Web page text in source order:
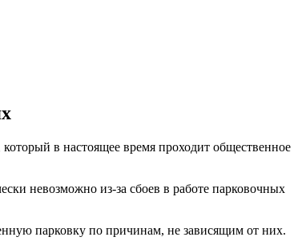
в настоящее время проходит общественное
невозможно из-за сбоев в работе парковочных
парковку по причинам, не зависящим от них.